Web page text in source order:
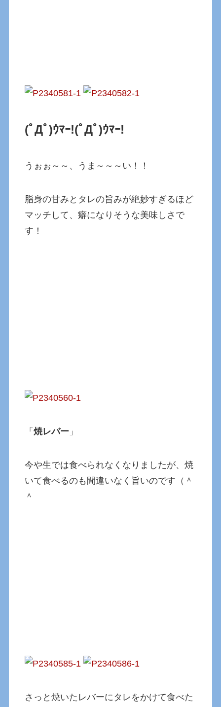
(ﾟДﾟ)ｳﾏｰ!(ﾟДﾟ)ｳﾏｰ!
うぉぉ～～、うま～～～い！！
脂身の甘みとタレの旨みが絶妙すぎるほど
マッチして、癖になりそうな美味しさで
す！
「焼レバー 」
今や生では食べられなくなりましたが、焼
いて食べるのも間違いなく旨いのです（＾
＾
さっと焼いたレバーにタレをかけて食べた